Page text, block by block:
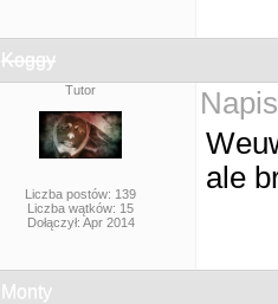
Koggy
Tutor
Liczba postów: 139
Liczba wątków: 15
Dołączył: Apr 2014
ale
Monty